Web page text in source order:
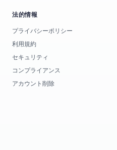
法的情報
プライバシーポリシー
利用規約
セキュリティ
コンプライアンス
アカウント削除